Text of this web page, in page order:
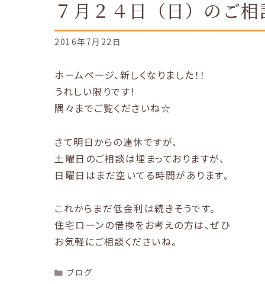
７月２４日（日）のご
2016年7月22日
ホームページ、新しくなりました！！
うれしい限りです！
隅々までご覧くださいね☆
さて明日からの連休ですが、
土曜日のご相談は埋まっておりますが、
日曜日はまだ空いてる時間があります。
これからまだ低金利は続きそうです。
住宅ローンの借換をお考えの方は、ぜひ
お気軽にご相談くださいね。
Categories
ブログ